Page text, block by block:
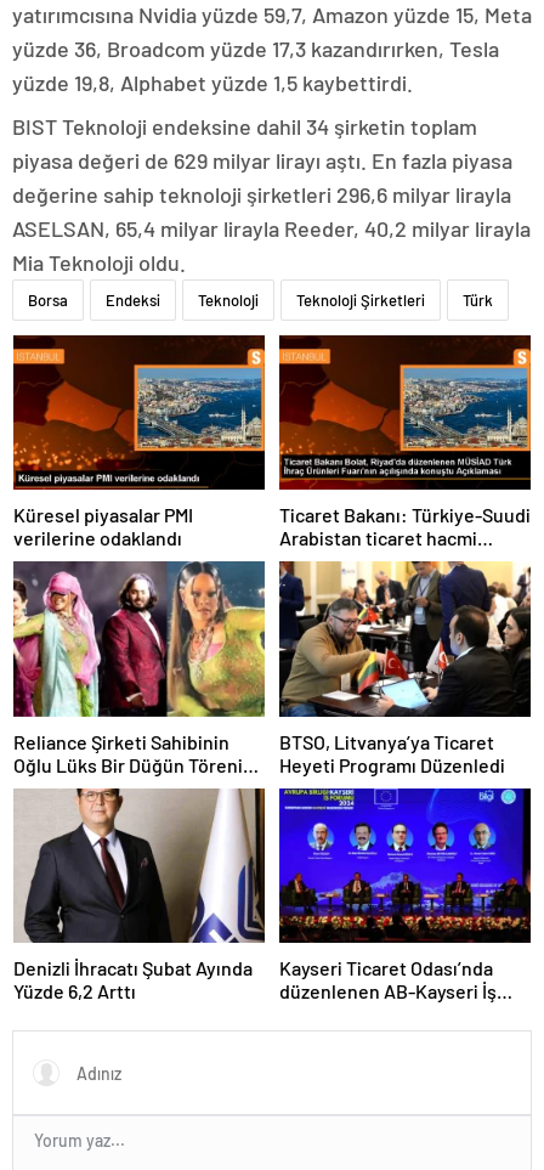
yatırımcısına Nvidia yüzde 59,7, Amazon yüzde 15, Meta
yüzde 36, Broadcom yüzde 17,3 kazandırırken, Tesla
yüzde 19,8, Alphabet yüzde 1,5 kaybettirdi.
BIST Teknoloji endeksine dahil 34 şirketin toplam
piyasa değeri de 629 milyar lirayı aştı. En fazla piyasa
değerine sahip teknoloji şirketleri 296,6 milyar lirayla
ASELSAN, 65,4 milyar lirayla Reeder, 40,2 milyar lirayla
Mia Teknoloji oldu.
Borsa Endeksi Teknoloji Teknoloji Şirketleri Türk
Küresel piyasalar PMI
verilerine odaklandı
Ticaret Bakanı: Türkiye-Suudi
Arabistan ticaret hacmi
artacak
Reliance Şirketi Sahibinin
Oğlu Lüks Bir Düğün Töreni
Düzenledi
BTSO, Litvanya’ya Ticaret
Heyeti Programı Düzenledi
Denizli İhracatı Şubat Ayında
Yüzde 6,2 Arttı
Kayseri Ticaret Odası’nda
düzenlenen AB-Kayseri İş
ve dijitalleşme vurgusu